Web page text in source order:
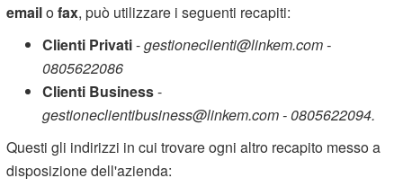
emailofax, può utilizzare i seguenti recapiti:
Clienti Privati-gestioneclienti@linkem.com -
0805622086
Clienti Business-
gestioneclientibusiness@linkem.com - 0805622094.
Questi gli indirizzi in cui trovare ogni altro recapito messo a
disposizione dell'azienda: